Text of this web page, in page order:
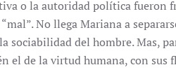
o la autoridad política fueron
No llega Mariana a
sociabilidad del hombre. Mas,
el de la virtud humana, con sus